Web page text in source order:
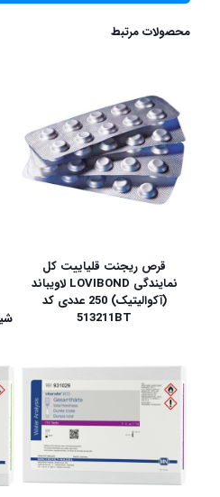
محصولات مرتبط
قرص ریجنت قلیاییت کل
نمایندگی LOVIBOND لاویباند
(آکوالیتیک) 250 عددی کد
513211BT